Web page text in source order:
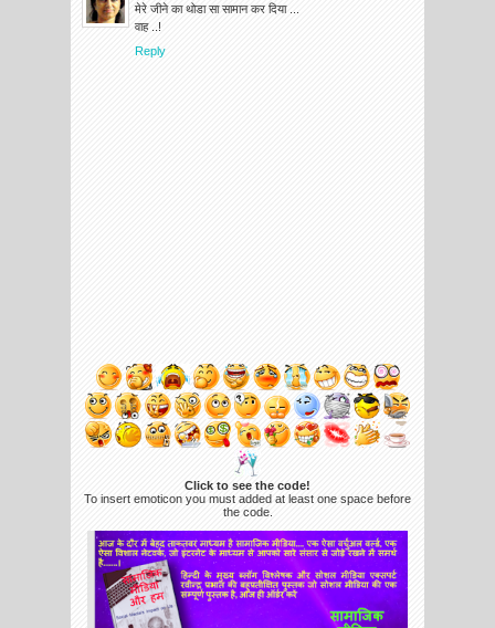
मेरे जीने का थोडा सा सामान कर दिया ...
वाह ..!
Reply
Click to see the code!
To insert emoticon you must added at least one space before
the code.